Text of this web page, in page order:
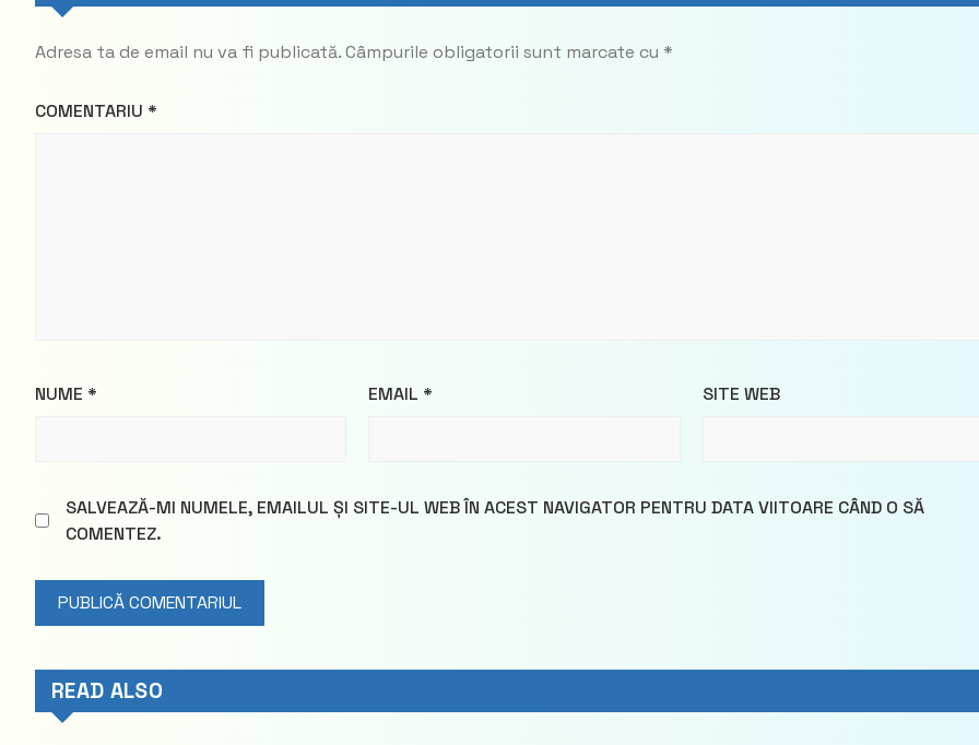
Adresa ta de email nu va fi publicată.Câmpurile obligatorii sunt marcate cu *
COMENTARIU *
NUME * EMAIL * SITE WEB
SALVEAZĂ-MI NUMELE, EMAILUL ȘI SITE-UL WEB ÎN ACEST NAVIGATOR PENTRU DATA VIITOARE CÂND O SĂ
COMENTEZ.
READ ALSO